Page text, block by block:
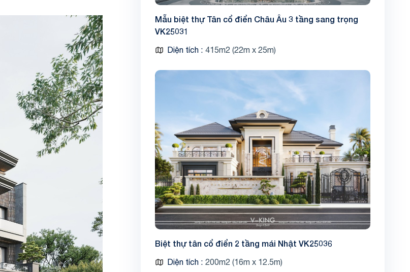
Share
Mẫu biệt thự Tân cổ điển Châu Âu 3 tầng sang trọng
VK25031
Diện tích 415m2 (22m x 25m)
Biệt thự tân cổ điển 2 tầng mái Nhật VK25036
Diện tích 200m2 (16m x 12.5m)